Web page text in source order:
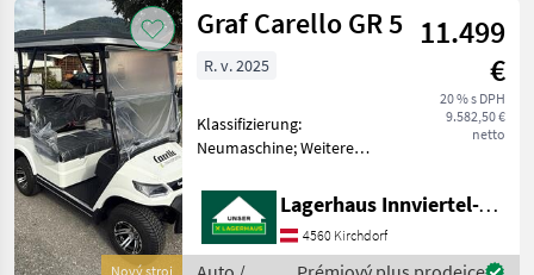
/ Sonstige
Nový stroj
Graf Carello GR 5 11.499
€
20 % s DPH
9.582,50 €
netto
R. v. 2025
Klassifizierung:
Neumaschine; Weitere
Carello TR5
Elektrofahrzeug Elektro
Antrieb 5 KW/ 48V
Personentransport Bis 25
Lagerhaus Innviertel-Traunviertel-Urfahr eGen, Kirchdorf
4560 Kirchdorf